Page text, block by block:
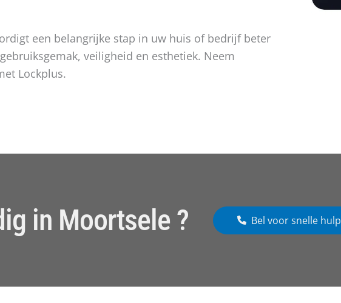
een belangrijke stap in uw huis of bedrijf beter
veiligheid en esthetiek. Neem
Lockplus.
in Moortsele ? Bel voor snelle hulp